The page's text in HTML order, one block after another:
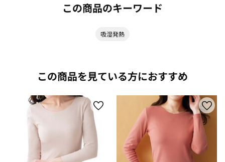
この商品のキーワード
吸湿発熱
この商品を見ている方におすすめ